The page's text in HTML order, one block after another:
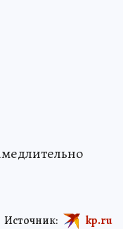
Источник: kp.ru